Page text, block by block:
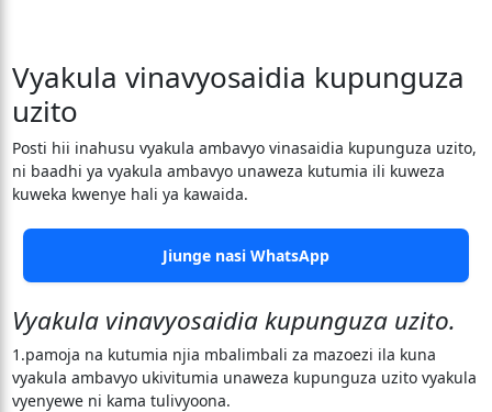
Vyakula vinavyosaidia kupunguza
uzito
Posti hii inahusu vyakula ambavyo vinasaidia kupunguza uzito,
ni baadhi ya vyakula ambavyo unaweza kutumia ili kuweza
kuweka kwenye hali ya kawaida.
Jiunge nasi WhatsApp
Vyakula vinavyosaidia kupunguza uzito.
1.pamoja na kutumia njia mbalimbali za mazoezi ila kuna
vyakula ambavyo ukivitumia unaweza kupunguza uzito vyakula
vyenyewe ni kama tulivyoona.